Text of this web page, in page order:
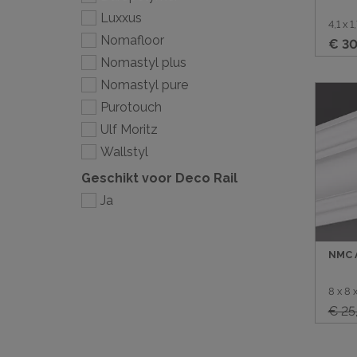
Luxxus
Nomafloor
Nomastyl plus
Nomastyl pure
Purotouch
Ulf Moritz
Wallstyl
Geschikt voor Deco Rail
Ja
4,1 x
€
8 x 8
€